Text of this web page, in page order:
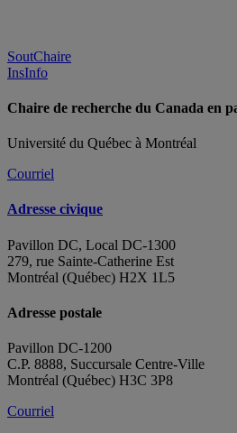
SoutChaire
InsInfo
Chaire de recherche du Canada en
Université du Québec à Montréal
Courriel
Adresse civique
Pavillon DC, Local DC-1300
279, rue Sainte-Catherine Est
Montréal (Québec) H2X 1L5
Adresse postale
Pavillon DC-1200
C.P. 8888, Succursale Centre-Ville
Montréal (Québec) H3C 3P8
Courriel